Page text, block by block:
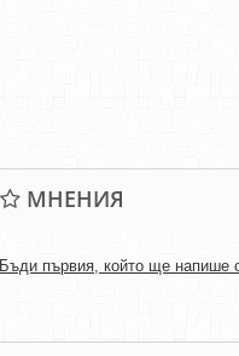
МНЕНИЯ
Бъди първия, който ще напише